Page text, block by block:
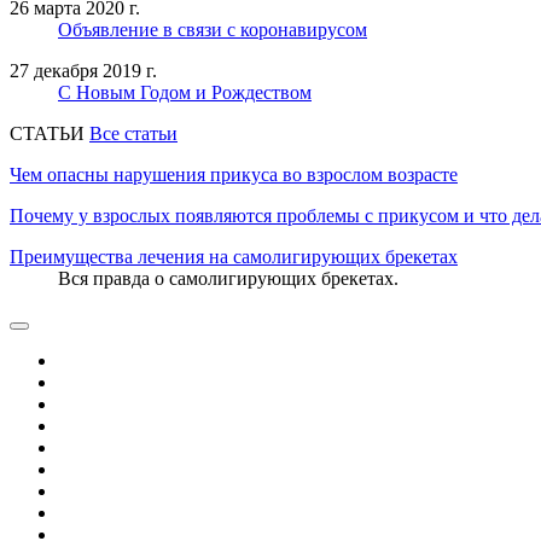
26 марта 2020 г.
Объявление в связи с коронавирусом
27 декабря 2019 г.
С Новым Годом и Рождеством
CТАТЬИ Все статьи
Чем опасны нарушения прикуса во взрослом возрасте
Почему у взрослых появляются проблемы с прикусом и что
Преимущества лечения на самолигирующих брекетах
Вся правда о самолигирующих брекетах.